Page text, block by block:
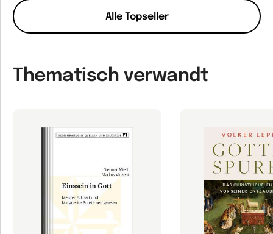
Alle Topseller
Thematisch verwandt